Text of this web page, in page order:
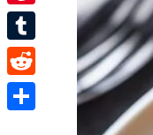
Pinterest
Tumblr
Reddit